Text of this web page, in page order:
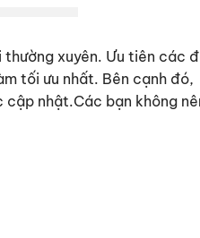
xuyên. Ưu tiên các
tối ưu nhất. Bên cạnh đó,
nhật.Các bạn không